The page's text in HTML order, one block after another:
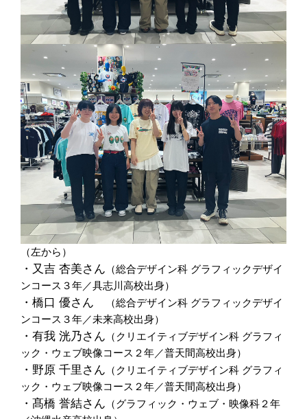
（左から）
・又吉 杏美さん （総合デザイン科 グラフィックデザイ
ンコース３年／具志川高校出身）
・橋口 優さん （総合デザイン科 グラフィックデザイ
ンコース３年／未来高校出身）
・有我 洸乃さん （クリエイティブデザイン科 グラフィ
ック・ウェブ映像コース２年／普天間高校出身）
・野原 千里さん （クリエイティブデザイン科 グラフィ
ック・ウェブ映像コース２年／普天間高校出身）
・髙橋 誉結さん （グラフィック・ウェブ・映像科２年